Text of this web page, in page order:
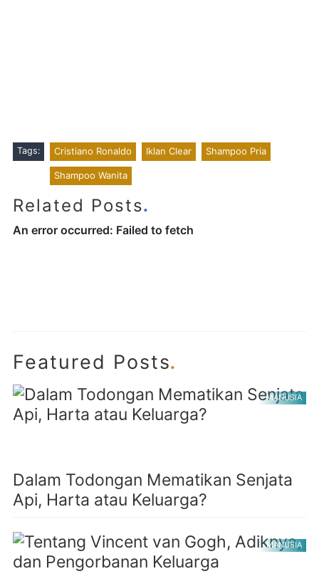
Tags: Cristiano Ronaldo Iklan Clear Shampoo Pria
Shampoo Wanita
Related Posts.
Featured Posts.
MANUSIA
Dalam Todongan Mematikan Senjata
Api, Harta atau Keluarga?
MANUSIA